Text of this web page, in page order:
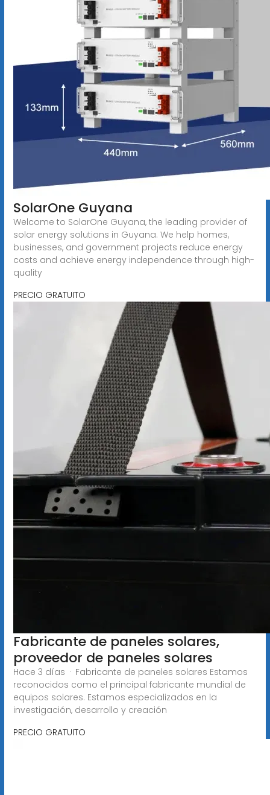
SolarOne Guyana
Welcome to SolarOne Guyana, the leading provider of
solar energy solutions in Guyana. We help homes,
businesses, and government projects reduce energy
costs and achieve energy independence through high-
quality
PRECIO GRATUITO
Fabricante de paneles solares,
proveedor de paneles solares
Hace 3 días · Fabricante de paneles solares Estamos
reconocidos como el principal fabricante mundial de
equipos solares. Estamos especializados en la
investigación, desarrollo y creación
PRECIO GRATUITO